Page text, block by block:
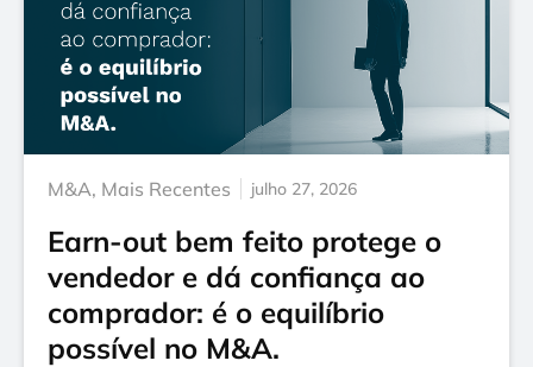
M&A, Mais Recentes julho 27, 2026
Earn-out bem feito protege o
vendedor e dá confiança ao
comprador: é o equilíbrio
possível no M&A.